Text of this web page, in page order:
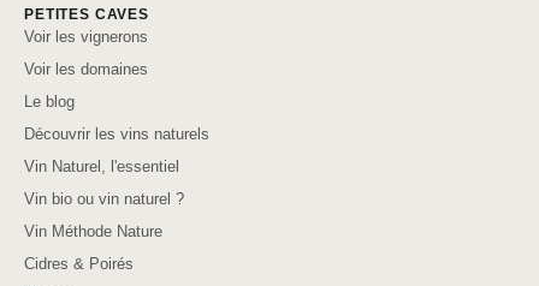
PETITES CAVES
Voir les vignerons
Voir les domaines
Le blog
Découvrir les vins naturels
Vin Naturel, l'essentiel
Vin bio ou vin naturel ?
Vin Méthode Nature
Cidres & Poirés